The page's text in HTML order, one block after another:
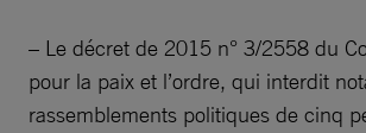
– Le décret de 2015 n° 3/2558 du
pour la paix et l’ordre, qui interdit
rassemblements politiques de cinq